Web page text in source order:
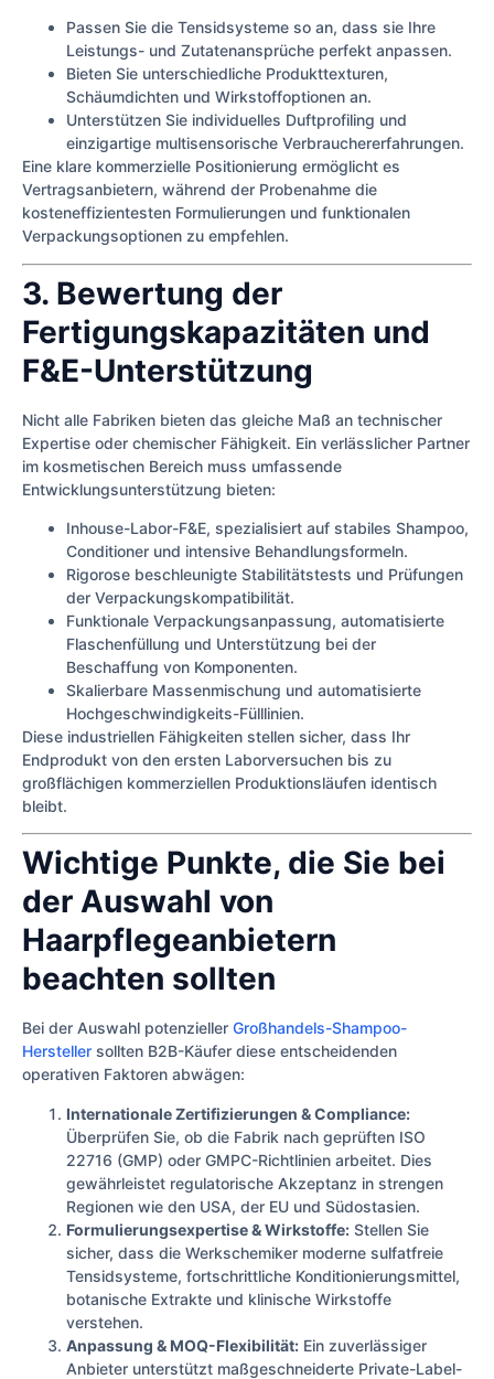
Passen Sie die Tensidsysteme so an, dass sie Ihre
Leistungs- und Zutatenansprüche perfekt anpassen.
Bieten Sie unterschiedliche Produkttexturen,
Schäumdichten und Wirkstoffoptionen an.
Unterstützen Sie individuelles Duftprofiling und
einzigartige multisensorische Verbrauchererfahrungen.
Eine klare kommerzielle Positionierung ermöglicht es
Vertragsanbietern, während der Probenahme die
kosteneffizientesten Formulierungen und funktionalen
Verpackungsoptionen zu empfehlen.
3. Bewertung der
Fertigungskapazitäten und
F&E-Unterstützung
Nicht alle Fabriken bieten das gleiche Maß an technischer
Expertise oder chemischer Fähigkeit. Ein verlässlicher Partner
im kosmetischen Bereich muss umfassende
Entwicklungsunterstützung bieten:
Inhouse-Labor-F&E, spezialisiert auf stabiles Shampoo,
Conditioner und intensive Behandlungsformeln.
Rigorose beschleunigte Stabilitätstests und Prüfungen
der Verpackungskompatibilität.
Funktionale Verpackungsanpassung, automatisierte
Flaschenfüllung und Unterstützung bei der
Beschaffung von Komponenten.
Skalierbare Massenmischung und automatisierte
Hochgeschwindigkeits-Fülllinien.
Diese industriellen Fähigkeiten stellen sicher, dass Ihr
Endprodukt von den ersten Laborversuchen bis zu
großflächigen kommerziellen Produktionsläufen identisch
bleibt.
Wichtige Punkte, die Sie bei
der Auswahl von
Haarpflegeanbietern
beachten sollten
Bei der Auswahl potenzieller Großhandels-Shampoo-
Hersteller sollten B2B-Käufer diese entscheidenden
operativen Faktoren abwägen:
Internationale Zertifizierungen & Compliance:
Überprüfen Sie, ob die Fabrik nach geprüften ISO
22716 (GMP) oder GMPC-Richtlinien arbeitet. Dies
gewährleistet regulatorische Akzeptanz in strengen
Regionen wie den USA, der EU und Südostasien.
Formulierungsexpertise & Wirkstoffe: Stellen Sie
sicher, dass die Werkschemiker moderne sulfatfreie
Tensidsysteme, fortschrittliche Konditionierungsmittel,
botanische Extrakte und klinische Wirkstoffe
verstehen.
Anpassung & MOQ-Flexibilität: Ein zuverlässiger
Anbieter unterstützt maßgeschneiderte Private-Label-